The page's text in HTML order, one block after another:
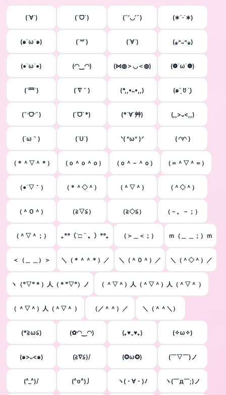
(´∀`) (ˊᗜˋ) (˶′◡′˶) (∗ˊᵕ`∗)
(๑´ω`๑) (´꒳`) (´∀`) (⁎˃ᴗ˂⁎)
(●´ω`●) (◠‿◠) (⋈◍＞◡＜◍) (❁´ω`❁)
(´罒`) (´∇｀) (*,,•ᴗ•,,) (๑ˊ͈ ꇴ ˋ͈)
(˶ᵔᗜᵔ˶) (ˊᗜˋ*) (*´∀`艸) (,,>᎑<,,)
(´ω｀) (´U`) ᐠ( ᐢωᐢ )ᐟ ( ◜▿◝ )
（＊＾▽＾＊） （ｏ＾ｏ＾ｏ） （ｏ＾－＾ｏ） （＝＾▽＾＝）
（●´▽｀） （＊＾◇＾） （＾▽＾） （＾◇＾）
（＾Ｏ＾） （≧▽≦） （≧◇≦） （－。－；）
（＾▽＾；） ｡°°（´□｀。）°°｡ （＞＿＜；） ｍ（＿ ＿；）ｍ
＜（＿ ＿）＞ ＼（＊＾＾＊）／ ＼（＾０＾）／ ＼（＾◇＾）／
ヽ（°▽°＊）人（＊°▽°）ノ （ ＾▽＾）人（＾▽＾）人（＾▽＾ ）
（ ＾▽＾）人（＾▽＾ ） （／＾＾）／ ＼（＾＾＼）
(*≧ω≦) (✿◠‿◠) (｡♥‿♥｡) (✧ω✧)
(๑>ᴗ<๑) (≧∇≦)/ (✪ω✪) (￣▽￣)ノ
(^_^)/ (^o^)丿 ヽ(・∀・)ﾉ ヽ(￣д￣;)ノ